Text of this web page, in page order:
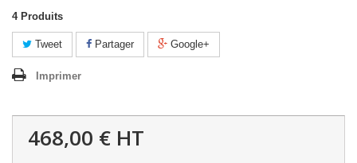
4 Produits
Tweet Partager Google+
Imprimer
468,00 € HT